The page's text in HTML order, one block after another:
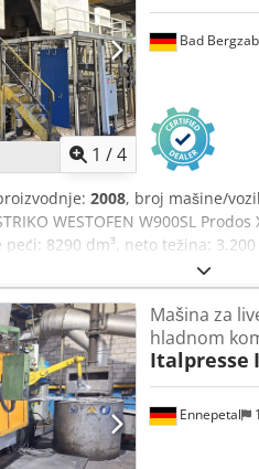
1 /4
Bad
2008, broj mašine/
WESTOFEN W900SL
peći: 8290 dm³, neto težina:
proizvodnje: 2008, serijski broj:
za prskanje, lančani
oklop, upravljanje,
Afporf
Ennepetal
Mašina za
hladnom
Italpresse